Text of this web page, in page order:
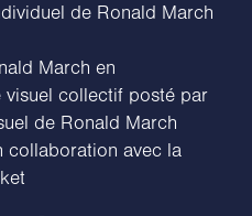
de Ronald March
March en
visuel collectif posté par
de Ronald March
collaboration avec la